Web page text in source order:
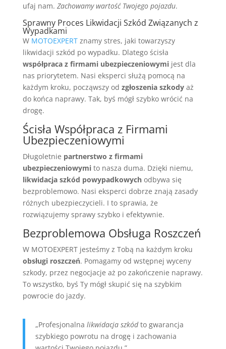
ufaj nam. Zachowamy wartość Twojego pojazdu.
Sprawny Proces Likwidacji Szkód Związanych z
Wypadkami
W MOTOEXPERTznamy stres, jaki towarzyszy
likwidacji szkód po wypadku. Dlatego ścisła
współpraca z firmami ubezpieczeniowymijest dla
nas priorytetem. Nasi eksperci służą pomocą na
każdym kroku, począwszy od zgłoszenia szkodyaż
do końca naprawy. Tak, byś mógł szybko wrócić na
drogę.
Ścisła Współpraca z Firmami
Ubezpieczeniowymi
Długoletnie partnerstwo z firmami
ubezpieczeniowymito nasza duma. Dzięki niemu,
likwidacja szkód powypadkowychodbywa się
bezproblemowo. Nasi eksperci dobrze znają zasady
różnych ubezpieczycieli. I to sprawia, że
rozwiązujemy sprawy szybko i efektywnie.
Bezproblemowa Obsługa Roszczeń
W MOTOEXPERT jesteśmy z Tobą na każdym kroku
obsługi roszczeń. Pomagamy od wstępnej wyceny
szkody, przez negocjacje aż po zakończenie naprawy.
To wszystko, byś Ty mógł skupić się na szybkim
powrocie do jazdy.
„Profesjonalna likwidacja szkódto gwarancja
szybkiego powrotu na drogę i zachowania